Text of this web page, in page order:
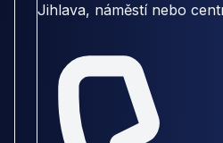
Jihlava, náměstí nebo